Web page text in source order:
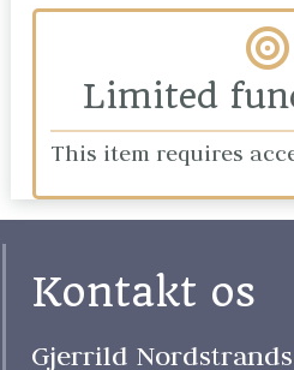
Limited
This item requires
Kontakt os
Gjerrild